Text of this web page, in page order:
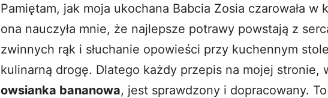
Pamiętam, jak moja ukochana Babcia Zosia czarowała w
ona nauczyła mnie, że najlepsze potrawy powstają z
zwinnych rąk i słuchanie opowieści przy kuchennym
kulinarną drogę. Dlatego każdy przepis na mojej stronie,
owsianka bananowa, jest sprawdzony i dopracowany.